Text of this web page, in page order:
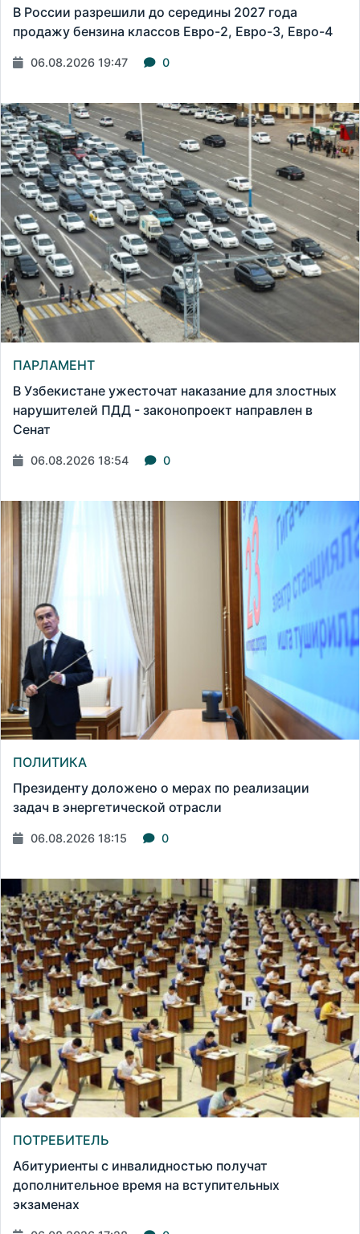
В России разрешили до середины 2027 года
продажу бензина классов Евро-2, Евро-3, Евро-4
06.08.2026 19:47 0
ПАРЛАМЕНТ
В Узбекистане ужесточат наказание для злостных
нарушителей ПДД - законопроект направлен в
Сенат
06.08.2026 18:54 0
ПОЛИТИКА
Президенту доложено о мерах по реализации
задач в энергетической отрасли
06.08.2026 18:15 0
ПОТРЕБИТЕЛЬ
Абитуриенты с инвалидностью получат
дополнительное время на вступительных
экзаменах